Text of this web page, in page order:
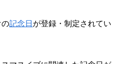
の記念日 が登録・制定されてい